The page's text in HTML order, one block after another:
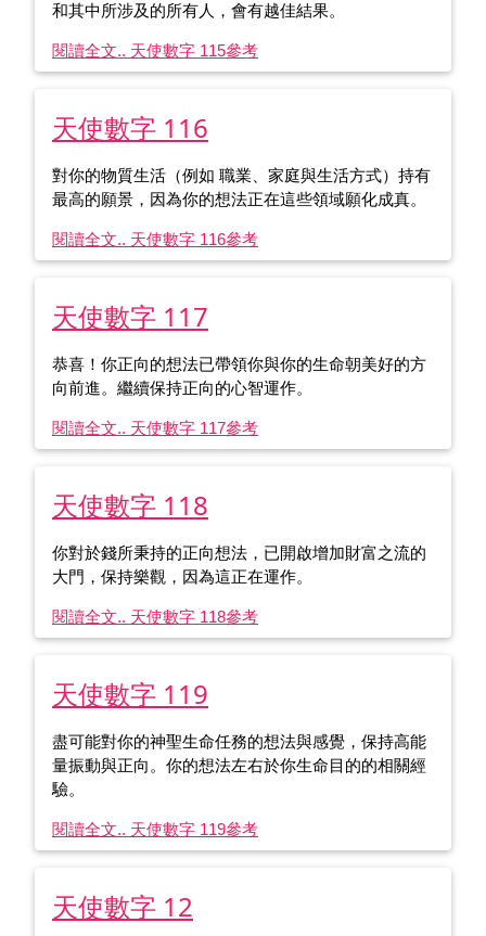
和其中所涉及的所有人，會有越佳結果。
閱讀全文.. 天使數字 115參考
天使數字 116
對你的物質生活（例如 職業、家庭與生活方式）持有
最高的願景，因為你的想法正在這些領域願化成真。
閱讀全文.. 天使數字 116參考
天使數字 117
恭喜！你正向的想法已帶領你與你的生命朝美好的方
向前進。繼續保持正向的心智運作。
閱讀全文.. 天使數字 117參考
天使數字 118
你對於錢所秉持的正向想法，已開啟增加財富之流的
大門，保持樂觀，因為這正在運作。
閱讀全文.. 天使數字 118參考
天使數字 119
盡可能對你的神聖生命任務的想法與感覺，保持高能
量振動與正向。你的想法左右於你生命目的的相關經
驗。
閱讀全文.. 天使數字 119參考
天使數字 12